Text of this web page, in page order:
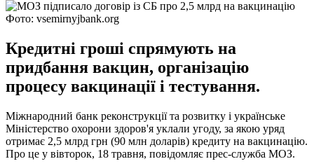
Фото: vsemirnyjbank.org
Кредитні гроші спрямують на
придбання вакцин, організацію
процесу вакцинації і тестування.
Міжнародний банк реконструкції та розвитку і українське
Міністерство охорони здоров'я уклали угоду, за якою уряд
отримає 2,5 млрд грн (90 млн доларів) кредиту на вакцинацію.
Про це у вівторок, 18 травня, повідомляє прес-служба МОЗ.